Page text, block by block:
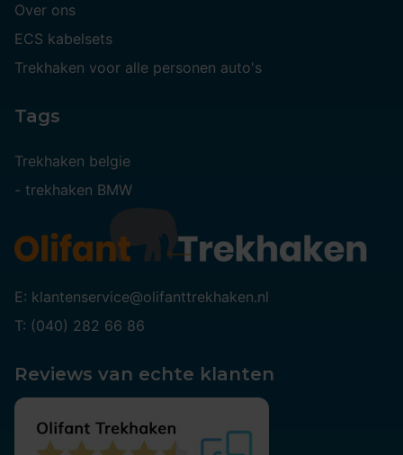
Over ons
ECS kabelsets
Trekhaken voor alle personen auto's
Tags
Trekhaken belgie
- trekhaken BMW
E: klantenservice@olifanttrekhaken.nl
T: (040) 282 66 86
Reviews van echte klanten